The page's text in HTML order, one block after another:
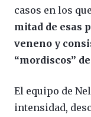
casos en los
mitad de esas
veneno y
“mordiscos”
El equipo de
intensidad,